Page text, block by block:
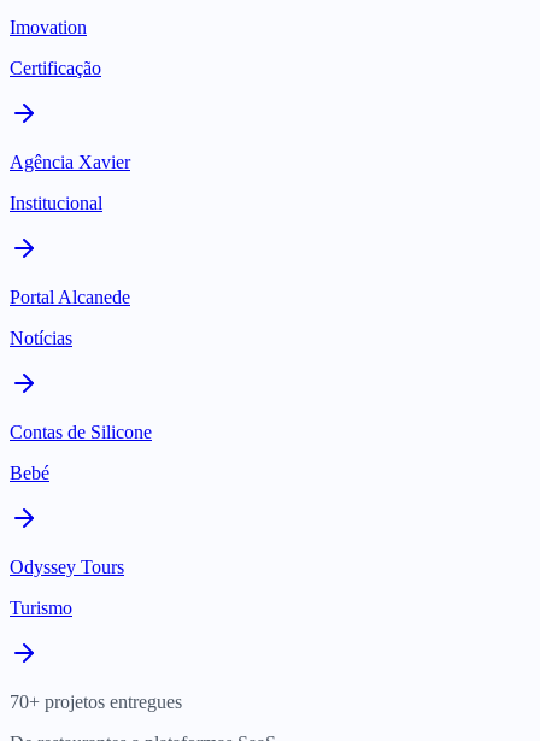
Imovation
Certificação
Agência Xavier
Institucional
Portal Alcanede
Notícias
Contas de Silicone
Bebé
Odyssey Tours
Turismo
70+ projetos entregues